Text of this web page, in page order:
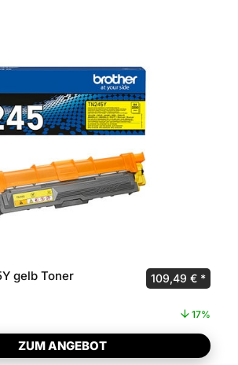
brother TN-245Y gelb Toner Ursprünglicher
109,49 €
17%
ZUM ANGEBOT